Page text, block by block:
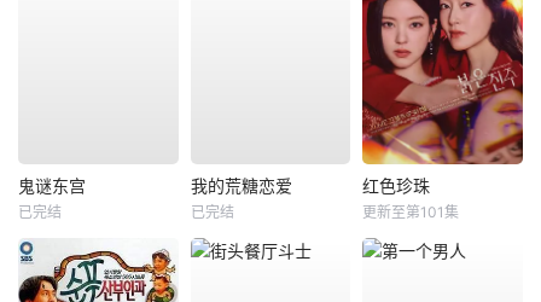
鬼谜东宫
已完结
我的荒糖恋爱
已完结
红色珍珠
更新至第101集